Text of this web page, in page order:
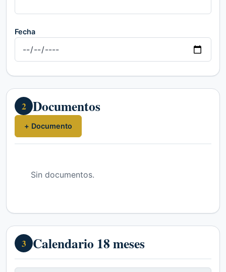
Fecha
2 Documentos
+ Documento
Sin documentos.
3 Calendario 18 meses